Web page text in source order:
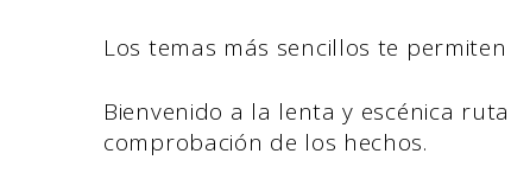
Los temas más sencillos te
Bienvenido a la lenta y escénica
comprobación de los hechos.